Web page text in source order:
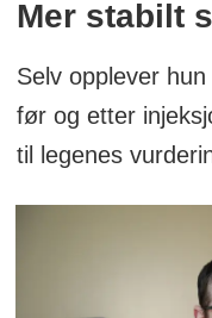
Mer stabilt
Selv opplever
før og etter
til legenes